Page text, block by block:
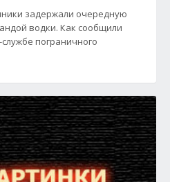
задержали очередную
водки. Как сообщили
пограничного